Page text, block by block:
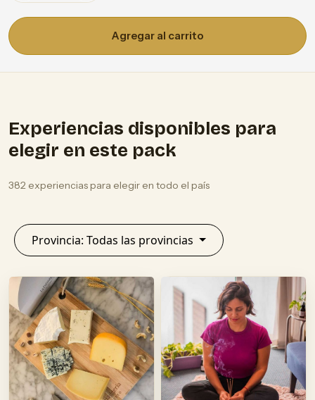
Agregar al carrito
Experiencias disponibles para
elegir en este pack
382 experiencias para elegir en todo el país
Provincia: Todas las provincias